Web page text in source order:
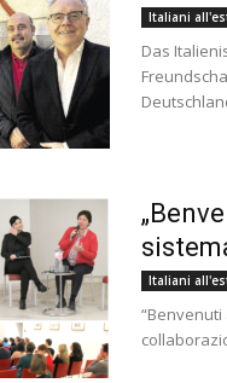
Italiani
Das
Italiani
“Benvenuti